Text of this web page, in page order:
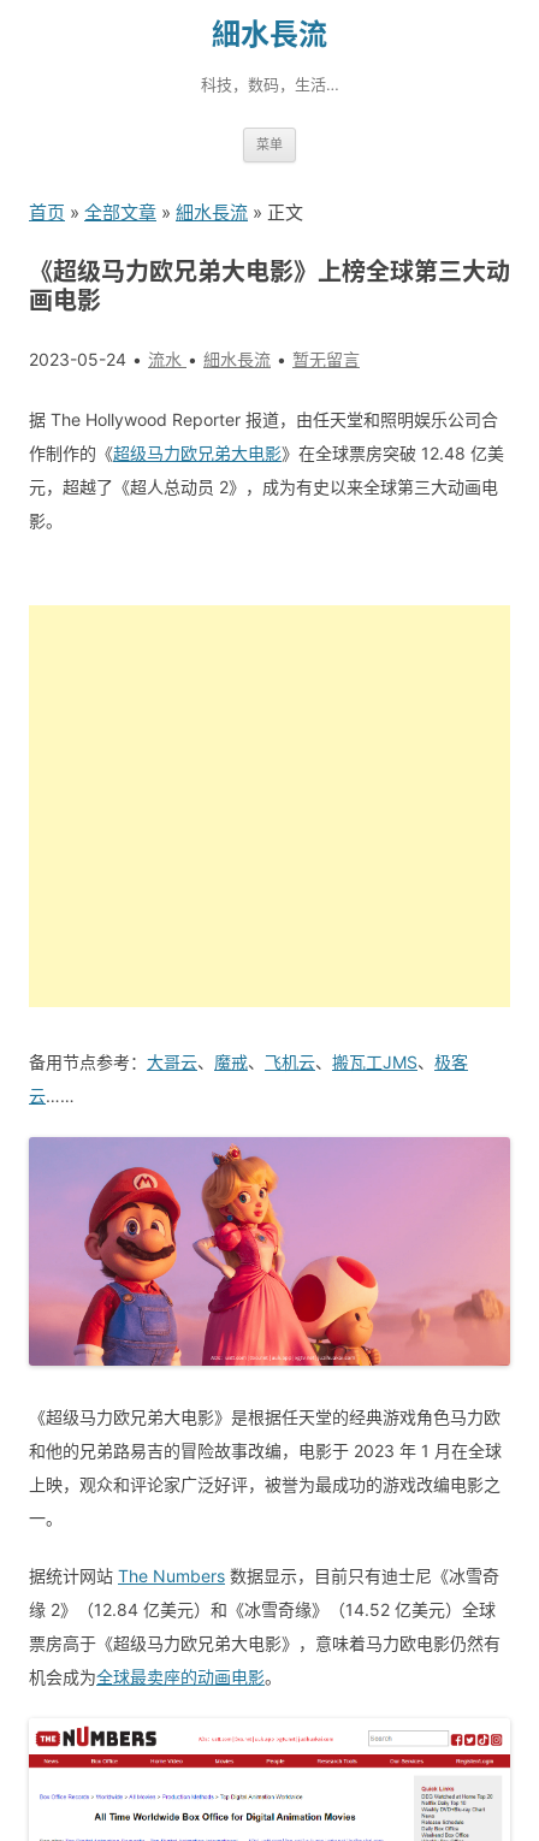
細水長流
科技，数码，生活…
菜单
到
容
首页 » 全部文章 » 細水長流 » 正文
《超级马力欧兄弟大电影》上榜全球第三大动
画电影
2023-05-24 流水 細水長流 暂无留言
据 The Hollywood Reporter 报道，由任天堂和照明娱乐公司合
作制作的《超级马力欧兄弟大电影》在全球票房突破 12.48 亿美
元，超越了《超人总动员 2》，成为有史以来全球第三大动画电
影。
备用节点参考： 大哥云、 魔戒、 飞机云、 搬瓦工JMS、 极客
云……
《超级马力欧兄弟大电影》是根据任天堂的经典游戏角色马力欧
和他的兄弟路易吉的冒险故事改编，电影于 2023 年 1 月在全球
上映，观众和评论家广泛好评，被誉为最成功的游戏改编电影之
一。
据统计网站 The Numbers 数据显示，目前只有迪士尼《冰雪奇
缘 2》（12.84 亿美元）和《冰雪奇缘》（14.52 亿美元）全球
票房高于《超级马力欧兄弟大电影》，意味着马力欧电影仍然有
机会成为全球最卖座的动画电影。